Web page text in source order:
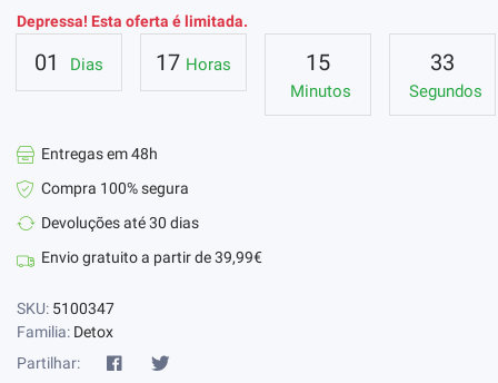
Depressa! Esta oferta é limitada.
01 Dias 17 Horas 15
Minutos
32
Segundos
Entregas em 48h
Compra 100% segura
Devoluções até 30 dias
Envio gratuito a partir de 39,99€
SKU: 5100347
Familia: Detox
Partilhar: